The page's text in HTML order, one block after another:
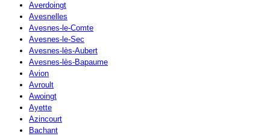
Averdoingt
Avesnelles
Avesnes-le-Comte
Avesnes-le-Sec
Avesnes-lès-Aubert
Avesnes-lès-Bapaume
Avion
Avroult
Awoingt
Ayette
Azincourt
Bachant